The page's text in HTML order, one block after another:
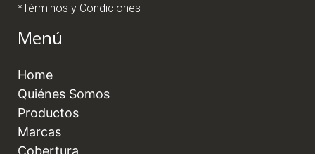
*Términos y Condiciones
Menú
Home
Quiénes Somos
Productos
Marcas
Cobertura